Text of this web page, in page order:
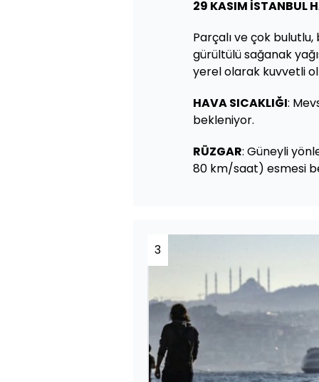
29 KASIM İSTANBUL
Parçalı ve çok
gürültülü sağanak
yerel olarak kuvvetli
HAVA SICAKLIĞI:
bekleniyor.
RÜZGAR: Güneyli
80 km/saat) esmesi
3